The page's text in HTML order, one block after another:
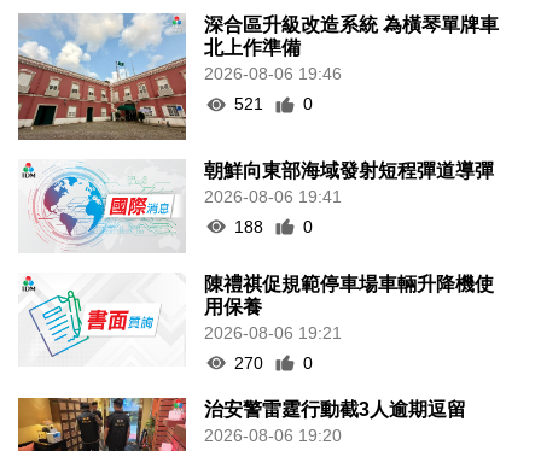
深合區升級改造系統 為橫琴單牌車
北上作準備
2026-08-06 19:46
521
0
朝鮮向東部海域發射短程彈道導彈
2026-08-06 19:41
188
0
陳禮祺促規範停車場車輛升降機使
用保養
2026-08-06 19:21
270
0
治安警雷霆行動截3人逾期逗留
2026-08-06 19:20